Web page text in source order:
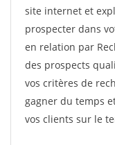
site internet et
prospecter dans
en relation par
des prospects
vos critères de
gagner du temps
vos clients sur le